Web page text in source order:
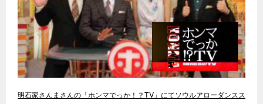
明石家さんまさんの「ホンマでっか！？TV」にてソウルアローダンスス